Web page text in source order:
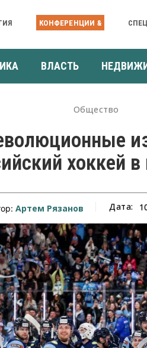
КОНФЕРЕНЦИИ &
ВЛАСТЬ
Общество
хоккей
Артем Рязанов Дата: